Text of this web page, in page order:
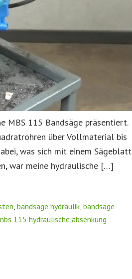
MBS 115 Bandsäge präsentiert.
über Vollmaterial bis
was sich mit einem Sägeblatt
war meine hydraulische […]
bandsäge hydraulik bandsäge
115 hydraulische absenkung